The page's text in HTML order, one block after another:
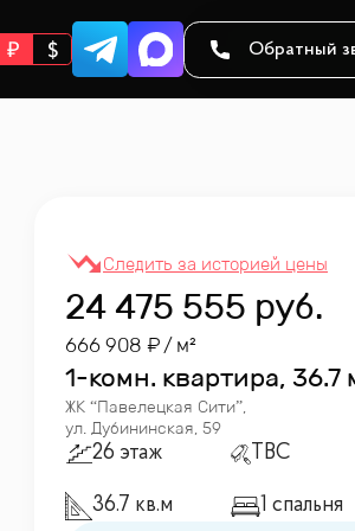
Обратный
24 475 555 руб.
666 908 / м²
1-комн. квартира, 36.7
ЖК “Павелецкая Сити”,
ул. Дубининская, 59
26 этаж TBC
36.7 кв.м 1 спальня